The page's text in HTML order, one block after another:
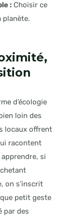
: Choisir ce
planète.
d’écologie
loin des
locaux offrent
racontent
si
on s’inscrit
petit geste
par des